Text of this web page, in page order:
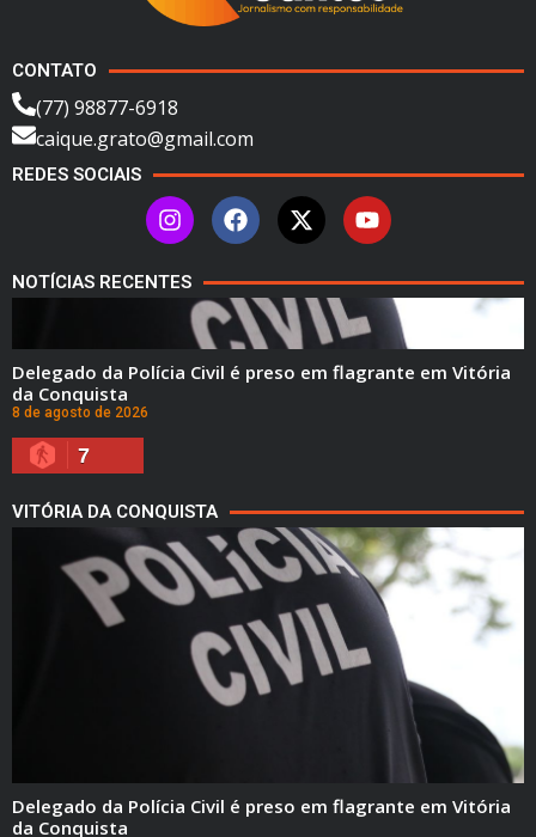
CONTATO
(77) 98877-6918
caique.grato@gmail.com
REDES SOCIAIS
NOTÍCIAS RECENTES
Delegado da Polícia Civil é preso em flagrante em Vitória
da Conquista
8 de agosto de 2026
7
VITÓRIA DA CONQUISTA
Delegado da Polícia Civil é preso em flagrante em Vitória
da Conquista